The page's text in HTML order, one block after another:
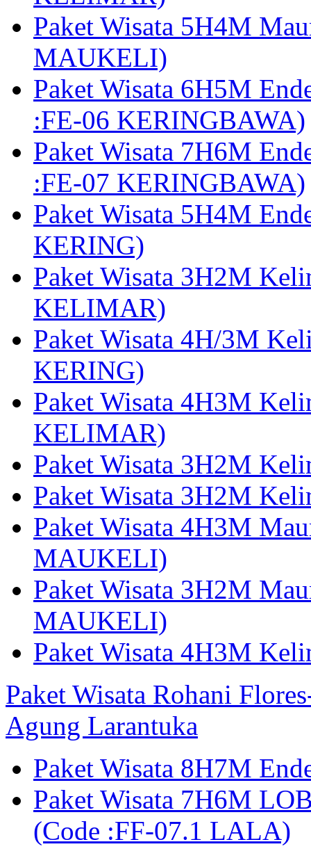
Paket Wisata 5H4M
MAUKELI)
Paket Wisata 6H5M
:FE-06 KERINGBAWA)
Paket Wisata 7H6M
:FE-07 KERINGBAWA)
Paket Wisata 5H4M
KERING)
Paket Wisata 3H2M
KELIMAR)
Paket Wisata 4H/3M
KERING)
Paket Wisata 4H3M
KELIMAR)
Paket Wisata 3H2M
Paket Wisata 3H2M
Paket Wisata 4H3M
MAUKELI)
Paket Wisata 3H2M
MAUKELI)
Paket Wisata 4H3M
Paket Wisata Rohani
Agung Larantuka
Paket Wisata 8H7M
Paket Wisata 7H6M
(Code :FF-07.1 LALA)